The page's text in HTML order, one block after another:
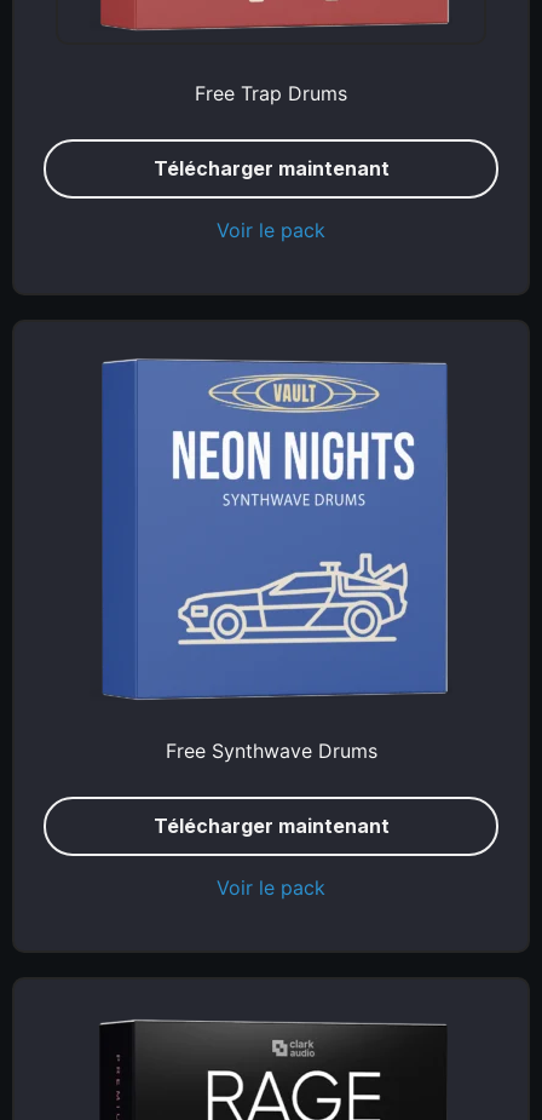
Free Trap Drums
Télécharger maintenant
Voir le pack
Free Synthwave Drums
Télécharger maintenant
Voir le pack